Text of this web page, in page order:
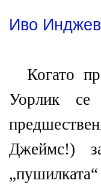
Иво Инджев
Когато
Уорлик се
Джеймс!)